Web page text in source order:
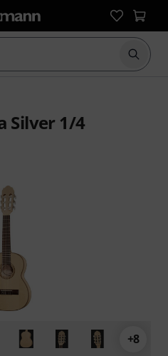
Suche
Silver 1/4
aus 1 Kundenbewertungen
+8